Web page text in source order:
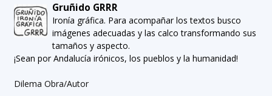
Gruñido GRRR
Ironía gráfica. Para acompañar los textos busco
imágenes adecuadas y las calco transformando sus
tamaños y aspecto.
¡Sean por Andalucía irónicos, los pueblos y la humanidad!
Dilema Obra/Autor